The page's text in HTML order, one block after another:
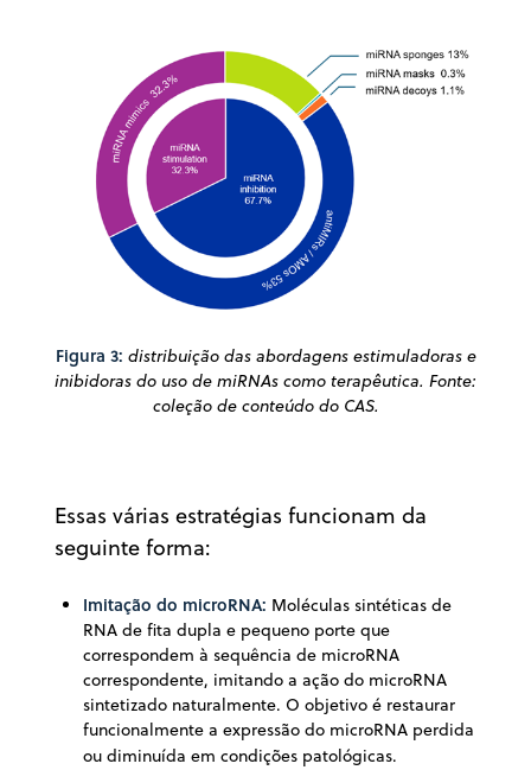
Figura 3: distribuição das abordagens estimuladoras e
inibidoras do uso de miRNAs como terapêutica. Fonte:
coleção de conteúdo do CAS.
Essas várias estratégias funcionam da
seguinte forma:
Imitação do microRNA: Moléculas sintéticas de
RNA de fita dupla e pequeno porte que
correspondem à sequência de microRNA
correspondente, imitando a ação do microRNA
sintetizado naturalmente. O objetivo é restaurar
funcionalmente a expressão do microRNA perdida
ou diminuída em condições patológicas.